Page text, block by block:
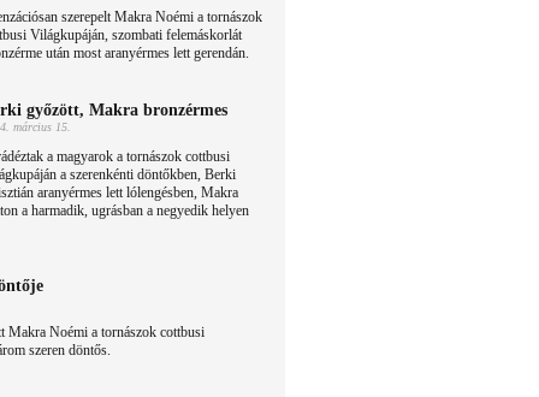
szerepelt Makra Noémi a tornászok
Világkupáján, szombati felemáskorlát
után most aranyérmes lett gerendán.
győzött, Makra bronzérmes
március 15.
a magyarok a tornászok cottbusi
a szerenkénti döntőkben, Berki
aranyérmes lett lólengésben, Makra
a harmadik, ugrásban a negyedik helyen
Makra Noémi a tornászok cottbusi
szeren döntős.